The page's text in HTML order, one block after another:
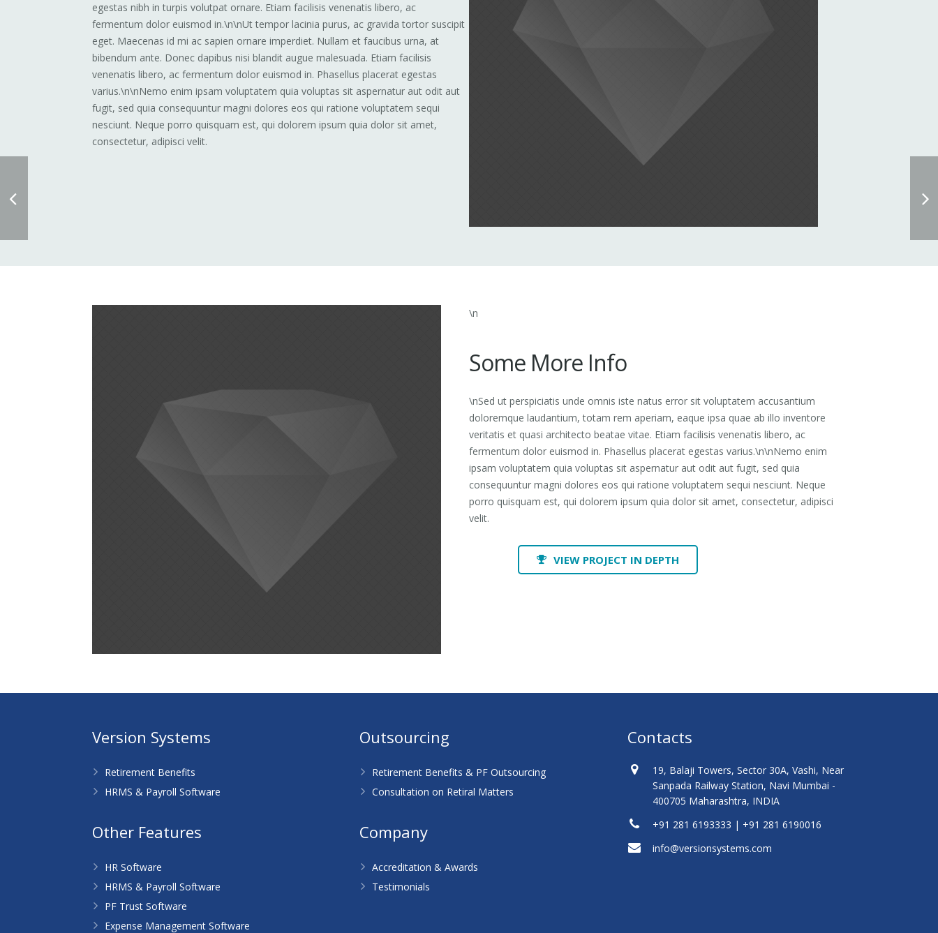
egestas nibh in turpis volutpat ornare. Etiam facilisis venenatis libero, ac
fermentum dolor euismod in.\n\nUt tempor lacinia purus, ac gravida tortor suscipit
eget. Maecenas id mi ac sapien ornare imperdiet. Nullam et faucibus urna, at
bibendum ante. Donec dapibus nisi blandit augue malesuada. Etiam facilisis
venenatis libero, ac fermentum dolor euismod in. Phasellus placerat egestas
varius.\n\nNemo enim ipsam voluptatem quia voluptas sit aspernatur aut odit aut
fugit, sed quia consequuntur magni dolores eos qui ratione voluptatem sequi
nesciunt. Neque porro quisquam est, qui dolorem ipsum quia dolor sit amet,
consectetur, adipisci velit.
\n
Some More Info
\nSed ut perspiciatis unde omnis iste natus error sit voluptatem accusantium
doloremque laudantium, totam rem aperiam, eaque ipsa quae ab illo inventore
veritatis et quasi architecto beatae vitae. Etiam facilisis venenatis libero, ac
fermentum dolor euismod in. Phasellus placerat egestas varius.\n\nNemo enim
ipsam voluptatem quia voluptas sit aspernatur aut odit aut fugit, sed quia
consequuntur magni dolores eos qui ratione voluptatem sequi nesciunt. Neque
porro quisquam est, qui dolorem ipsum quia dolor sit amet, consectetur, adipisci
velit.
VIEW PROJECT IN DEPTH
Version Systems
Retirement Benefits
HRMS & Payroll Software
Other Features
HR Software
HRMS & Payroll Software
PF Trust Software
Expense Management Software
Outsourcing
Retirement Benefits & PF Outsourcing
Consultation on Retiral Matters
Company
Accreditation & Awards
Testimonials
Contacts
19, Balaji Towers, Sector 30A, Vashi, Near
Sanpada Railway Station, Navi Mumbai -
400705 Maharashtra, INDIA
+91 281 6193333 | +91 281 6190016
info@versionsystems.com